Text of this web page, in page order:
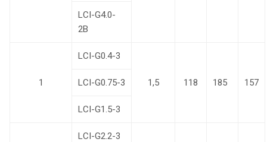
LCI-G4.0-
2B
1
LCI-G0.4-3
1,5 118 185 157
LCI-G0.75-3
LCI-G1.5-3
LCI-G2.2-3